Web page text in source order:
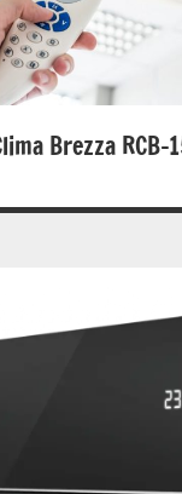
Brezza RCB-